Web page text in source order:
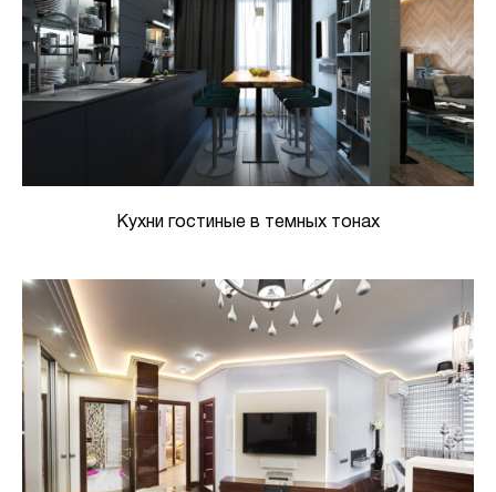
Кухни гостиные в темных тонах